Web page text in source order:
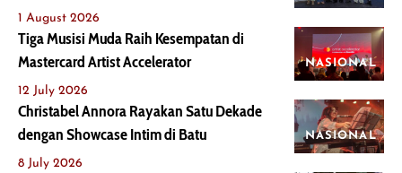
1 August 2026
NASIONAL
Tiga Musisi Muda Raih Kesempatan di
Mastercard Artist Accelerator
12 July 2026
NASIONAL
Christabel Annora Rayakan Satu Dekade
dengan Showcase Intim di Batu
8 July 2026